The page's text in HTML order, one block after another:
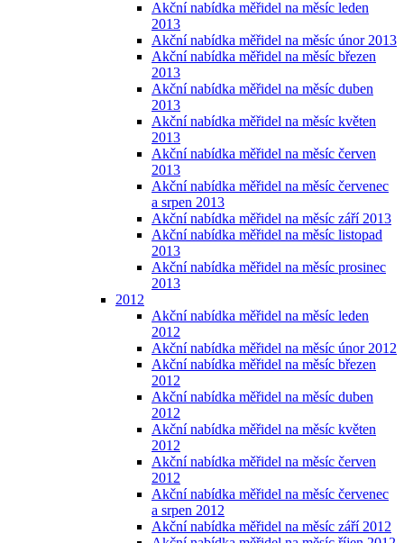
Akční nabídka měřidel na měsíc leden
2013
Akční nabídka měřidel na měsíc únor 2013
Akční nabídka měřidel na měsíc březen
2013
Akční nabídka měřidel na měsíc duben
2013
Akční nabídka měřidel na měsíc květen
2013
Akční nabídka měřidel na měsíc červen
2013
Akční nabídka měřidel na měsíc červenec
a srpen 2013
Akční nabídka měřidel na měsíc září 2013
Akční nabídka měřidel na měsíc listopad
2013
Akční nabídka měřidel na měsíc prosinec
2013
2012
Akční nabídka měřidel na měsíc leden
2012
Akční nabídka měřidel na měsíc únor 2012
Akční nabídka měřidel na měsíc březen
2012
Akční nabídka měřidel na měsíc duben
2012
Akční nabídka měřidel na měsíc květen
2012
Akční nabídka měřidel na měsíc červen
2012
Akční nabídka měřidel na měsíc červenec
a srpen 2012
Akční nabídka měřidel na měsíc září 2012